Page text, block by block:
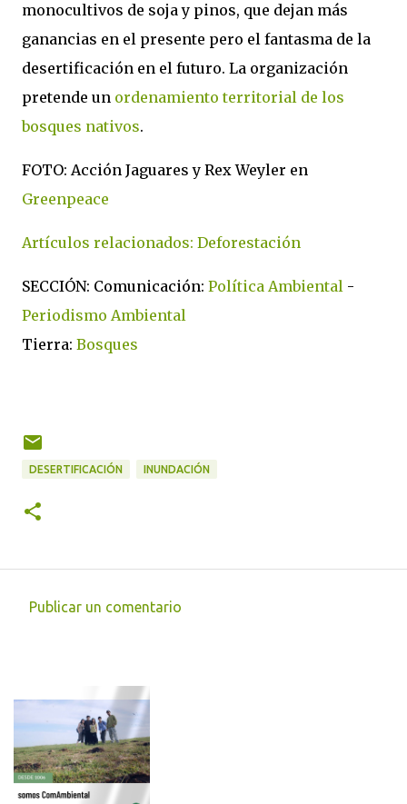
monocultivos de soja y pinos, que dejan más
ganancias en el presente pero el fantasma de la
desertificación en el futuro. La organización
pretende un ordenamiento territorial de los
bosques nativos.
FOTO: Acción Jaguares y Rex Weyler en
Greenpeace
Artículos relacionados: Deforestación
SECCIÓN: Comunicación: Política Ambiental -
Periodismo Ambiental
Tierra: Bosques
DESERTIFICACIÓN INUNDACIÓN
e
t
a
Publicar un comentario